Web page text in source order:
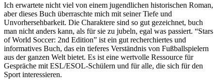
Ich erwartete nicht viel von einem jugendlichen historischen Roman,
aber dieses Buch überraschte mich mit seiner Tiefe und
Unvorhersehbarkeit. Die Charaktere sind so gut gezeichnet, buch
man nicht anders kann, als für sie zu jubeln, egal was passiert. “Stars
of World Soccer: 2nd Edition” ist ein gut recherchiertes und
informatives Buch, das ein tieferes Verständnis von Fußballspielern
aus der ganzen Welt bietet. Es ist eine wertvolle Ressource für
Gespräche mit ESL/ESOL-Schülern und für alle, die sich für den
Sport interessieren.